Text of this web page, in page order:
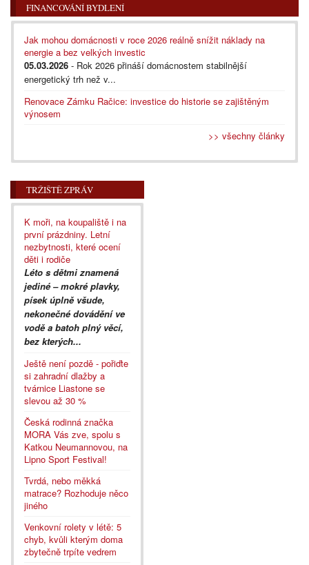
FINANCOVÁNÍ BYDLENÍ
Jak mohou domácnosti v roce 2026 reálně snížit náklady na
energie a bez velkých investic
05.03.2026 - Rok 2026 přináší domácnostem stabilnější
energetický trh než v...
Renovace Zámku Račice: investice do historie se zajištěným
výnosem
>> všechny články
TRŽIŠTĚ ZPRÁV
K moři, na koupaliště i na
první prázdniny. Letní
nezbytnosti, které ocení
děti i rodiče
Léto s dětmi znamená
jediné – mokré plavky,
písek úplně všude,
nekonečné dovádění ve
vodě a batoh plný věcí,
bez kterých...
Ještě není pozdě - pořiďte
si zahradní dlažby a
tvárnice Liastone se
slevou až 30 %
Česká rodinná značka
MORA Vás zve, spolu s
Katkou Neumannovou, na
Lipno Sport Festival!
Tvrdá, nebo měkká
matrace? Rozhoduje něco
jiného
Venkovní rolety v létě: 5
chyb, kvůli kterým doma
zbytečně trpíte vedrem